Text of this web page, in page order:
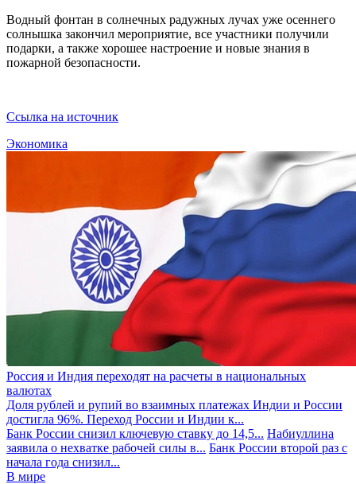
Водный фонтан в солнечных радужных лучах уже осеннего
солнышка закончил мероприятие, все участники получили
подарки, а также хорошее настроение и новые знания в
пожарной безопасности.
Ссылка на источник
Экономика
Россия и Индия переходят на расчеты в национальных
валютах
Доля рублей и рупий во взаимных платежах Индии и России
достигла 96%. Переход России и Индии к...
Банк России снизил ключевую ставку до 14,5... Набиуллина
заявила о нехватке рабочей силы в... Банк России второй раз с
начала года снизил...
В мире